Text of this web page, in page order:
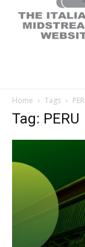
Home Tags
Tag: PERU